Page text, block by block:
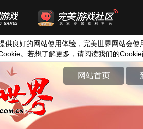
供良好的网站使用体验，完美世界网站会使
。若想了解更多，请阅读我们的Cookie
网站首页